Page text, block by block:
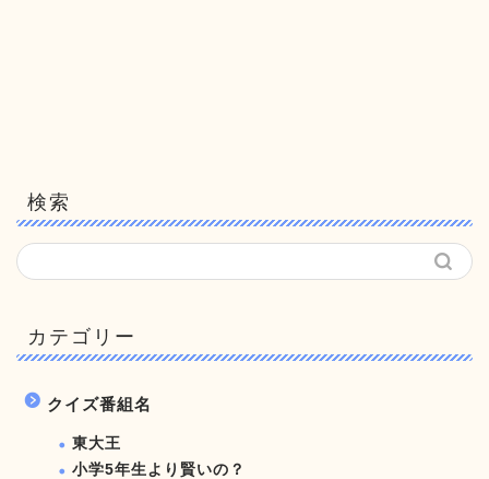
検索
カテゴリー
クイズ番組名
東大王
小学5年生より賢いの？